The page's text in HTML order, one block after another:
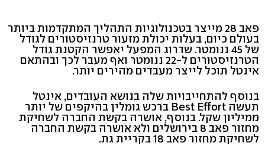
פאב 28 מייצר בטכנולוגיות התהליך המתקדמות ביותר
בעולם כיום, בעלות יכולת מזעור טרנזיסטורים לגודל
של 45 ננומטר. שדרוג המפעל יאפשר הקטנת גודל
הטרנזיסטורים ל-22 ננומטר ואף מעבר לכך ובהתאם
אינטל תוכל לייצר מעבדים מהירים יותר.
בנוסף להתחייבויות שלה בנושא העובדים, אינטל
תעשה Best Effort ברכש גומלין בהיקפים של יותר
ממיליון שקל. בנוסף, אושרה בקשת החברה לשחיקת
מחזור פאב 8 בירושלים ולא אושרה בקשת החברה
לשחיקת מחזור פאב 18 בקריית גת.